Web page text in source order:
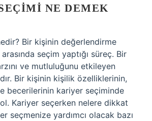
NE DEMEK
Bir kişinin değerlendirme
seçim yaptığı süreç. Bir
ve mutluluğunu etkileyen
Bir kişinin kişilik özelliklerinin,
becerilerinin kariyer seçiminde
Kariyer seçerken nelere dikkat
seçmenize yardımcı olacak bazı